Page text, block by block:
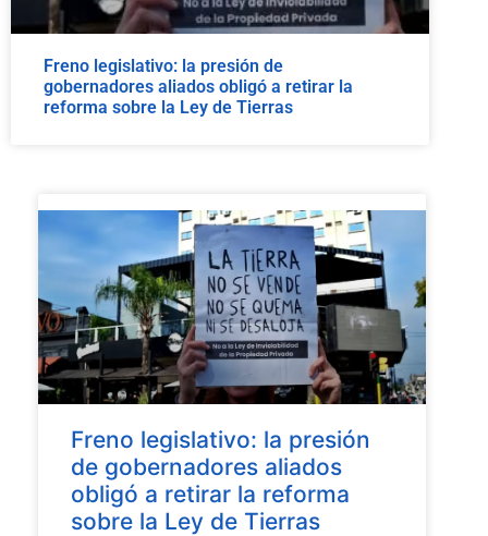
Freno legislativo: la presión de
gobernadores aliados obligó a retirar la
reforma sobre la Ley de Tierras
Freno legislativo: la presión
de gobernadores aliados
obligó a retirar la reforma
sobre la Ley de Tierras